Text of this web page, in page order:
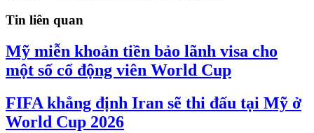
Tin liên quan
Mỹ miễn khoản tiền bảo lãnh visa cho
một số cổ động viên World Cup
FIFA khẳng định Iran sẽ thi đấu tại Mỹ ở
World Cup 2026